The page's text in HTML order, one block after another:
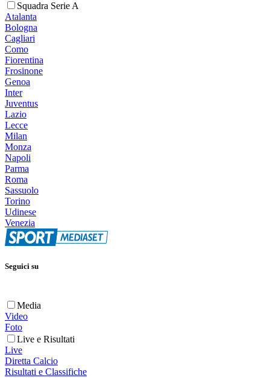
Squadra Serie A
Atalanta
Bologna
Cagliari
Como
Fiorentina
Frosinone
Genoa
Inter
Juventus
Lazio
Lecce
Milan
Monza
Napoli
Parma
Roma
Sassuolo
Torino
Udinese
Venezia
Seguici su
Media
Video
Foto
Live e Risultati
Live
Diretta Calcio
Risultati e Classifiche